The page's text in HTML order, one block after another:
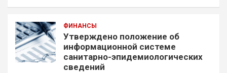
ФИНАНСЫ
Утверждено положение об
информационной системе
санитарно-эпидемиологических
сведений